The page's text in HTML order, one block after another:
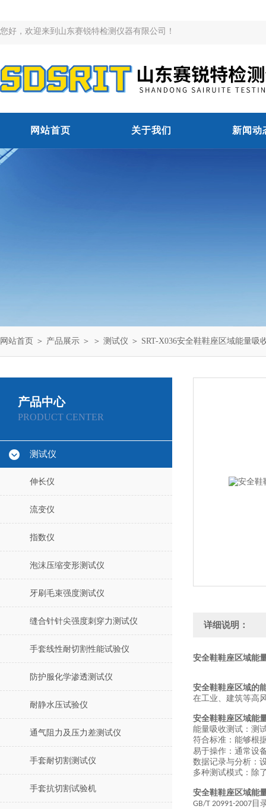
您好，欢迎来到山东赛锐特检测仪器有限公司！
网站首页 关于我们 新闻动
网站首页 ＞ 产品展示 ＞ ＞ 测试仪 ＞ SRT-X036安全鞋鞋座区域能量吸
产品中心
PRODUCT CENTER
测试仪
伸长仪
流变仪
指数仪
泡沫压缩变形测试仪
牙刷毛束强度测试仪
缝合针针尖强度刺穿力测试仪
手套线性耐切割性能试验仪
防护服化学渗透测试仪
耐静水压试验仪
通气阻力及压力差测试仪
手套耐切割测试仪
手套抗切割试验机
详细说明：
安全鞋鞋座区域能
安全鞋鞋座区域的
在工业、建筑等高
安全鞋鞋座区域能
能量吸收测试：测
符合标准：能够根
易于操作：通常设
数据记录与分析：
多种测试模式：除
安全鞋鞋座区域能
GB/T 20991-2007 目